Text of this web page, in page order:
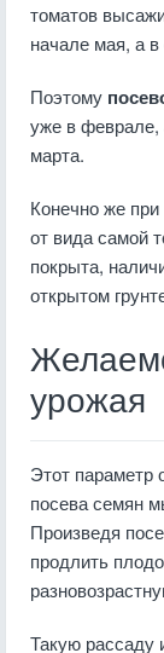
томатов
начале мая, а
Поэтому
уже в феврале,
марта.
Конечно же
от вида самой
покрыта,
открытом
урожая
Этот параметр
посева семян
Произведя
продлить
Такую рассаду